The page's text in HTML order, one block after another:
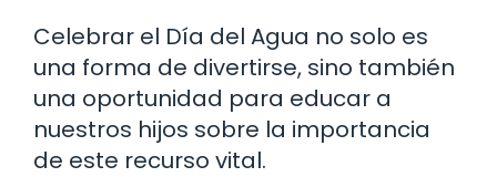
Celebrar el Día del Agua no solo es
una forma de divertirse, sino también
una oportunidad para educar a
nuestros hijos sobre la importancia
de este recurso vital.